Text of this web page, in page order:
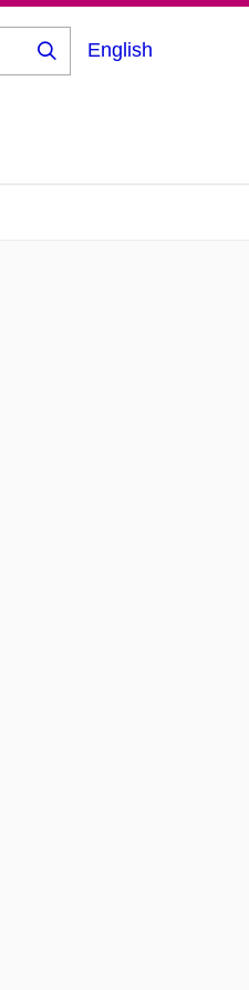
English